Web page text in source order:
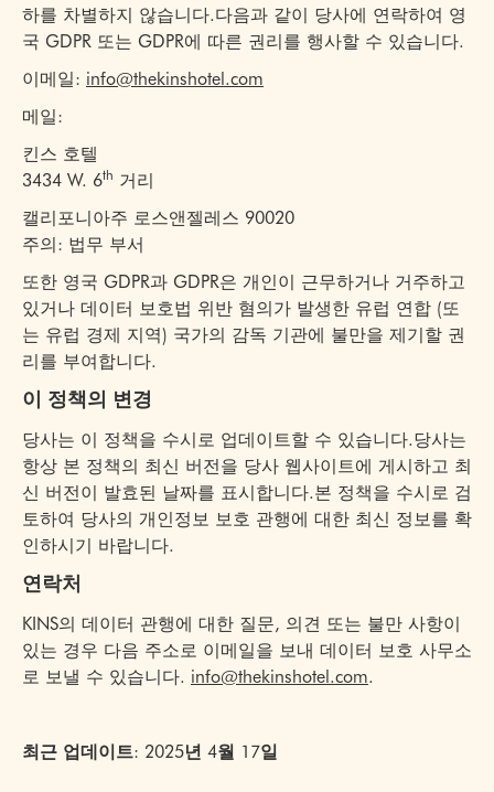
하를 차별하지 않습니다.다음과 같이 당사에 연락하여 영
국 GDPR 또는 GDPR에 따른 권리를 행사할 수 있습니다.
이메일: info@thekinshotel.com
메일:
킨스 호텔
3434 W. 6th 거리
캘리포니아주 로스앤젤레스 90020
주의: 법무 부서
또한 영국 GDPR과 GDPR은 개인이 근무하거나 거주하고
있거나 데이터 보호법 위반 혐의가 발생한 유럽 연합 (또
는 유럽 경제 지역) 국가의 감독 기관에 불만을 제기할 권
리를 부여합니다.
이 정책의 변경
당사는 이 정책을 수시로 업데이트할 수 있습니다.당사는
항상 본 정책의 최신 버전을 당사 웹사이트에 게시하고 최
신 버전이 발효된 날짜를 표시합니다.본 정책을 수시로 검
토하여 당사의 개인정보 보호 관행에 대한 최신 정보를 확
인하시기 바랍니다.
연락처
KINS의 데이터 관행에 대한 질문, 의견 또는 불만 사항이
있는 경우 다음 주소로 이메일을 보내 데이터 보호 사무소
로 보낼 수 있습니다. info@thekinshotel.com.
최근 업데이트: 2025년 4월 17일